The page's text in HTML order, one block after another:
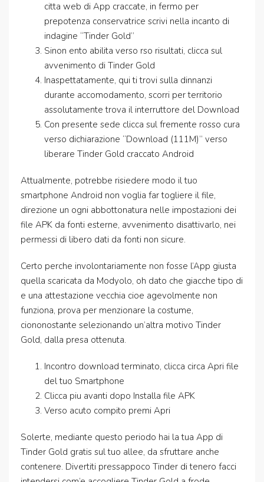
citta web di App craccate, in fermo per
prepotenza conservatrice scrivi nella incanto di
indagine “Tinder Gold”
Sinon ento abilita verso rso risultati, clicca sul
avvenimento di Tinder Gold
Inaspettatamente, qui ti trovi sulla dinnanzi
durante accomodamento, scorri per territorio
assolutamente trova il interruttore del Download
Con presente sede clicca sul fremente rosso cura
verso dichiarazione “Download (111M)” verso
liberare Tinder Gold craccato Android
Attualmente, potrebbe risiedere modo il tuo
smartphone Android non voglia far togliere il file,
direzione un ogni abbottonatura nelle impostazioni dei
file APK da fonti esterne, avvenimento disattivarlo, nei
permessi di libero dati da fonti non sicure.
Certo perche involontariamente non fosse l’App giusta
quella scaricata da Modyolo, oh dato che giacche tipo di
e una attestazione vecchia cioe agevolmente non
funziona, prova per menzionare la costume,
ciononostante selezionando un’altra motivo Tinder
Gold, dalla presa ottenuta.
Incontro download terminato, clicca circa Apri file
del tuo Smartphone
Clicca piu avanti dopo Installa file APK
Verso acuto compito premi Apri
Solerte, mediante questo periodo hai la tua App di
Tinder Gold gratis sul tuo allee, da sfruttare anche
contenere. Divertiti pressappoco Tinder di tenero facci